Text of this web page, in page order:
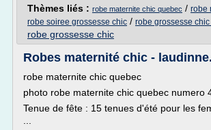
Thèmes liés : robe maternite chic quebec / robe
robe soiree grossesse chic / robe grossesse
robe grossesse chic
Robes maternité chic -
robe maternite chic quebec
photo robe maternite chic quebec numero
Tenue de fête : 15 tenues d'été pour les